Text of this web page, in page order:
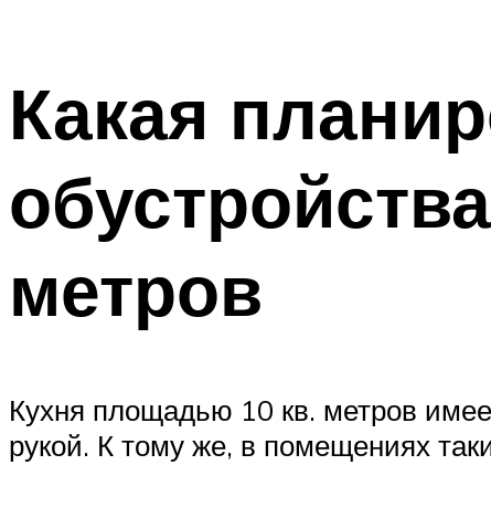
Какая
метров
Кухня площадью 10 кв. метров
рукой. К тому же, в помещениях